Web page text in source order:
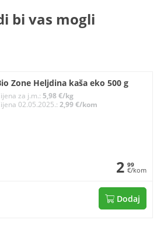
bi vas mogli
Zone Heljdina kaša eko 500 g
za j.m.:5,98 €/kg
02.05.2025.:2,99 €/kom
2 99
€/kom
Dodaj